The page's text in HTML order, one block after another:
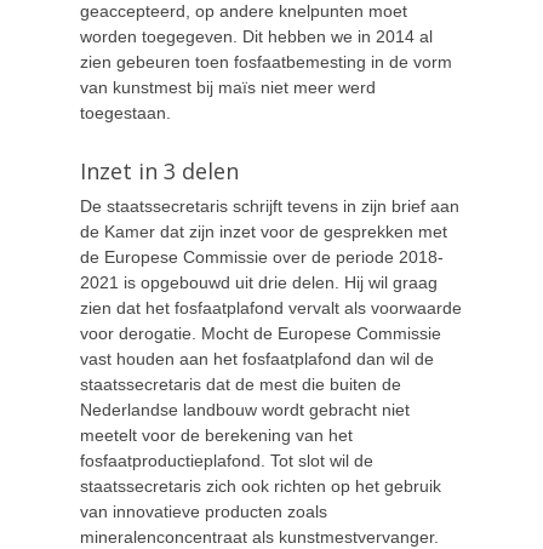
geaccepteerd, op andere knelpunten moet
worden toegegeven. Dit hebben we in 2014 al
zien gebeuren toen fosfaatbemesting in de vorm
van kunstmest bij maïs niet meer werd
toegestaan.
Inzet in 3 delen
De staatssecretaris schrijft tevens in zijn brief aan
de Kamer dat zijn inzet voor de gesprekken met
de Europese Commissie over de periode 2018-
2021 is opgebouwd uit drie delen. Hij wil graag
zien dat het fosfaatplafond vervalt als voorwaarde
voor derogatie. Mocht de Europese Commissie
vast houden aan het fosfaatplafond dan wil de
staatssecretaris dat de mest die buiten de
Nederlandse landbouw wordt gebracht niet
meetelt voor de berekening van het
fosfaatproductieplafond. Tot slot wil de
staatssecretaris zich ook richten op het gebruik
van innovatieve producten zoals
mineralenconcentraat als kunstmestvervanger.